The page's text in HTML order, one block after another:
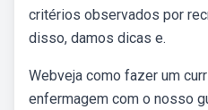
critérios observados por
disso, damos dicas e.
Webveja como fazer um
enfermagem com o nosso